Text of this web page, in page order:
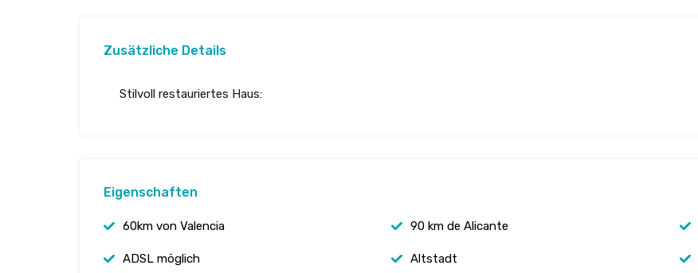
Zusätzliche Details
Stilvoll restauriertes Haus:
Eigenschaften
60km von Valencia 90 km de Alicante
ADSL möglich Altstadt